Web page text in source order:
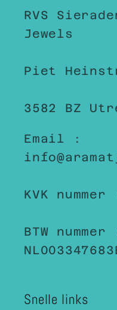
RVS
Jewels
Piet
3582 BZ
Email :
KVK
BTW nummer
Snelle links